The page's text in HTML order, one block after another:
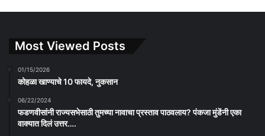
Most Viewed Posts
01/15/2026
कोहळा खाण्याचे 10 फायदे, नुकसान
06/22/2024
फडणवीसांनी राज्यसभेसाठी तुमच्या नावाचा प्रस्ताव पाठवलाय? पंकजा मुंडेंनी एका
वाक्यात दिलं उत्तर….